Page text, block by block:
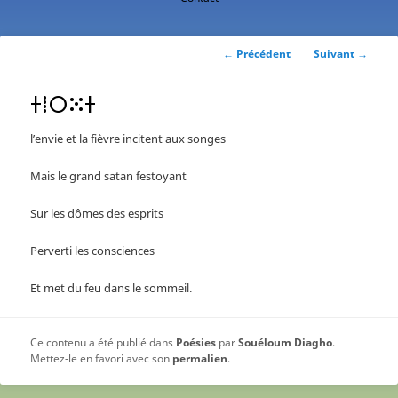
Navigation
← Précédent Suivant →
ⵜⵂⵔⵘⵜ
l’envie et la fièvre incitent aux songes
Mais le grand satan festoyant
Sur les dômes des esprits
Perverti les consciences
Et met du feu dans le sommeil.
Ce contenu a été publié dans Poésies parSouéloum Diagho.
Mettez-le en favori avec son permalien.